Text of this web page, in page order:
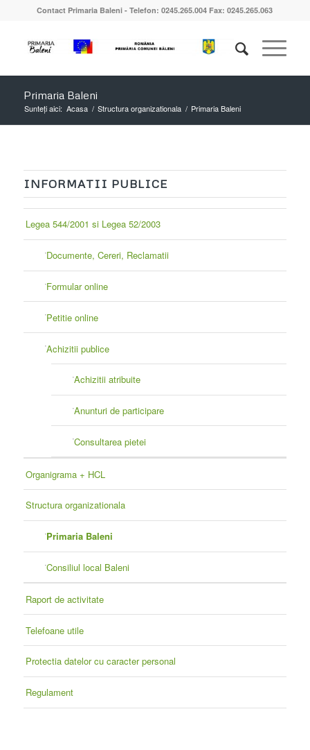
Contact Primaria Baleni - Telefon: 0245.265.004 Fax: 0245.265.063
Primaria Baleni
Sunteți aici: Acasa / Structura organizationala / Primaria Baleni
INFORMATII PUBLICE
Legea 544/2001 si Legea 52/2003
Documente, Cereri, Reclamatii
Formular online
Petitie online
Achizitii publice
Achizitii atribuite
Anunturi de participare
Consultarea pietei
Organigrama + HCL
Structura organizationala
Primaria Baleni
Consiliul local Baleni
Raport de activitate
Telefoane utile
Protectia datelor cu caracter personal
Regulament